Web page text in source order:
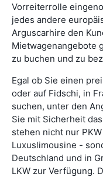
Vorreiterrolle
jedes andere
Arguscarhire den
Mietwagenangebote
zu buchen und zu
Egal ob Sie einen
oder auf Fidschi, in
suchen, unter den
Sie mit Sicherheit
stehen nicht nur
Luxuslimousine -
Deutschland und in
LKW zur Verfügung.